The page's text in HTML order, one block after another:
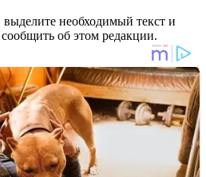
необходимый текст и
об этом редакции.